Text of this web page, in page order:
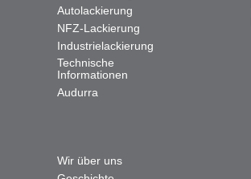
Autolackierung
NFZ-Lackierung
Industrielackierung
Technische
Informationen
Audurra
Wir über uns